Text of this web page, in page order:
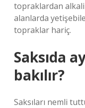
topraklardan
alanlarda
topraklar hariç.
Saksıda
bakılır?
Saksıları nemli